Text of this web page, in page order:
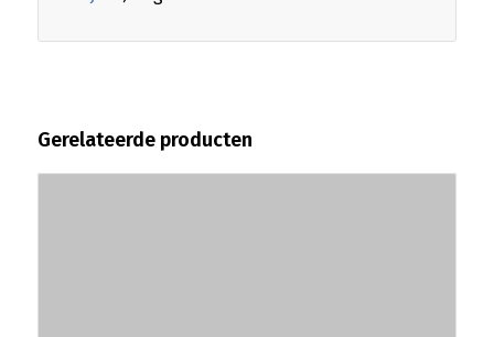
Gerelateerde producten